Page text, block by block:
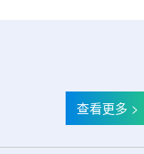
查看更多 >